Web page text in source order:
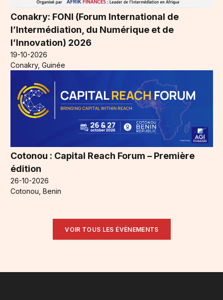
Conakry: FONI (Forum International de
l’Intermédiation, du Numérique et de
l’Innovation) 2026
19-10-2026
Conakry, Guinée
Cotonou : Capital Reach Forum – Première
édition
26-10-2026
Cotonou, Benin
VOIR TOUS LES ÉVÉNEMENTS